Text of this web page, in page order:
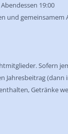
19:00
und
Sofern
Jahresbeitrag (dann
Getränke